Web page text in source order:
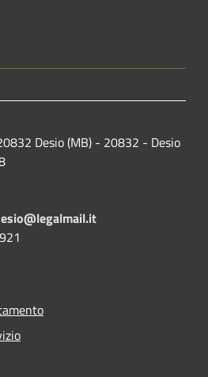
Desio (MB) - 20832 - Desio